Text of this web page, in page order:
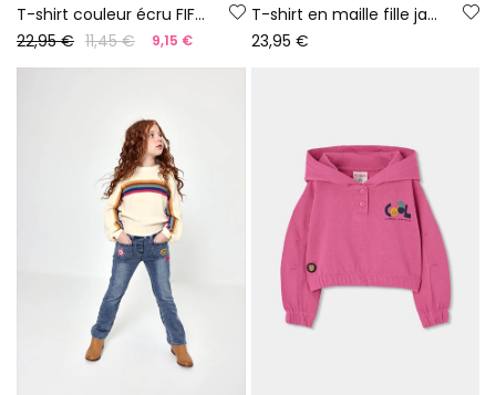
T-shirt couleur écru FIFA WORLD CUP 2026© X Boboli
22,95 € 11,45 € 9,15 €
T-shirt en maille fille jaune avec sequins smiley
23,95 €